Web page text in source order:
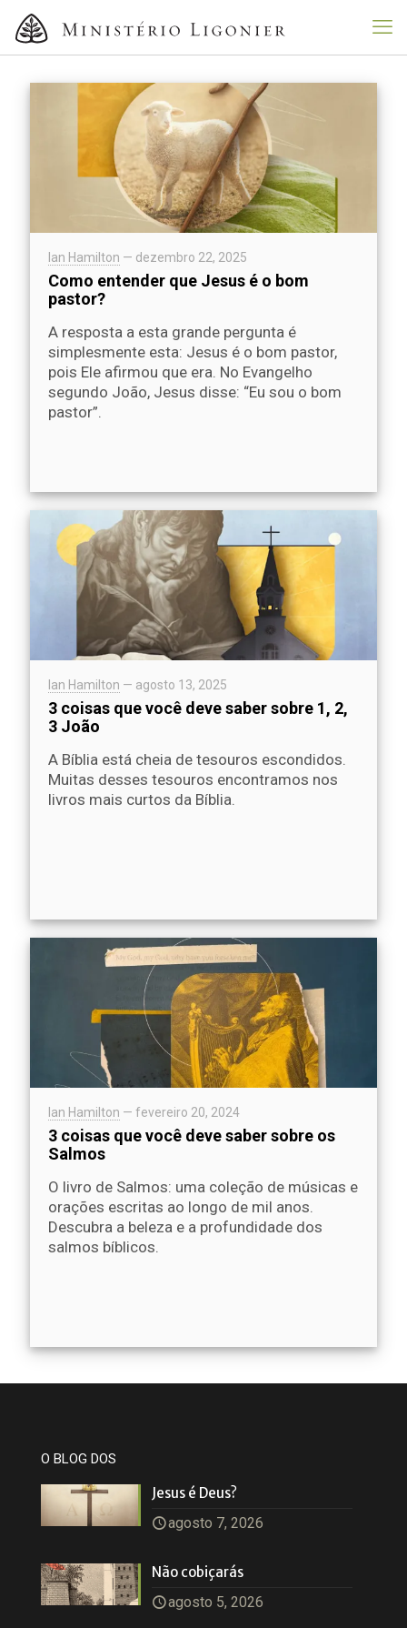
Ian Hamilton — dezembro 22, 2025
Como entender que Jesus é o bom
pastor?
A resposta a esta grande pergunta é
simplesmente esta: Jesus é o bom pastor,
pois Ele afirmou que era. No Evangelho
segundo João, Jesus disse: “Eu sou o bom
pastor”.
Ian Hamilton — agosto 13, 2025
3 coisas que você deve saber sobre 1, 2,
3 João
A Bíblia está cheia de tesouros escondidos.
Muitas desses tesouros encontramos nos
livros mais curtos da Bíblia.
Ian Hamilton — fevereiro 20, 2024
3 coisas que você deve saber sobre os
Salmos
O livro de Salmos: uma coleção de músicas e
orações escritas ao longo de mil anos.
Descubra a beleza e a profundidade dos
salmos bíblicos.
O BLOG DOS
Jesus é Deus?
agosto 7, 2026
Não cobiçarás
agosto 5, 2026